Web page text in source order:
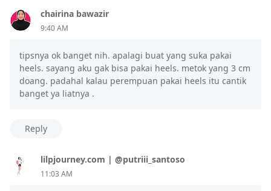
chairina bawazir
9:40 AM
tipsnya ok banget nih. apalagi buat yang suka pakai
heels. sayang aku gak bisa pakai heels. metok yang 3 cm
doang. padahal kalau perempuan pakai heels itu cantik
banget ya liatnya .
Reply
lilpjourney.com | @putriii_santoso
11:03 AM